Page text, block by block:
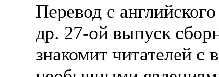
Перевод с
др. 27-ой выпуск
знакомит читателей